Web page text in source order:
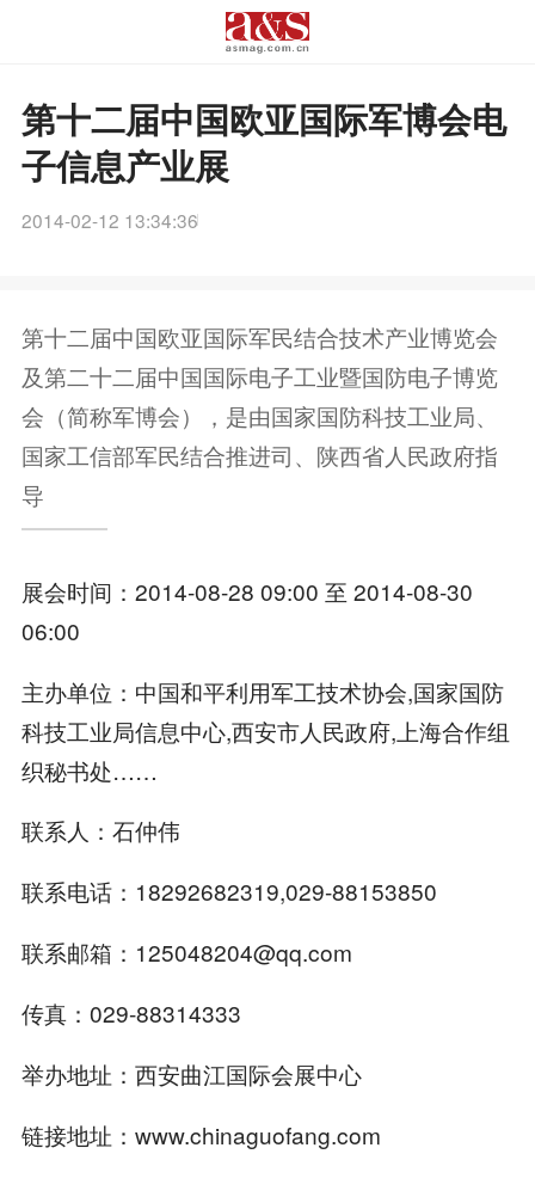
第十二届中国欧亚国际军博会电
子信息产业展
2014-02-12 13:34:36
第十二届中国欧亚国际军民结合技术产业博览会
及第二十二届中国国际电子工业暨国防电子博览
会（简称军博会），是由国家国防科技工业局、
国家工信部军民结合推进司、陕西省人民政府指
导
展会时间：2014-08-28 09:00 至 2014-08-30
06:00
主办单位：中国和平利用军工技术协会,国家国防
科技工业局信息中心,西安市人民政府,上海合作组
织秘书处……
联系人：石仲伟
联系电话：18292682319,029-88153850
联系邮箱：125048204@qq.com
传真：029-88314333
举办地址：西安曲江国际会展中心
链接地址：www.chinaguofang.com